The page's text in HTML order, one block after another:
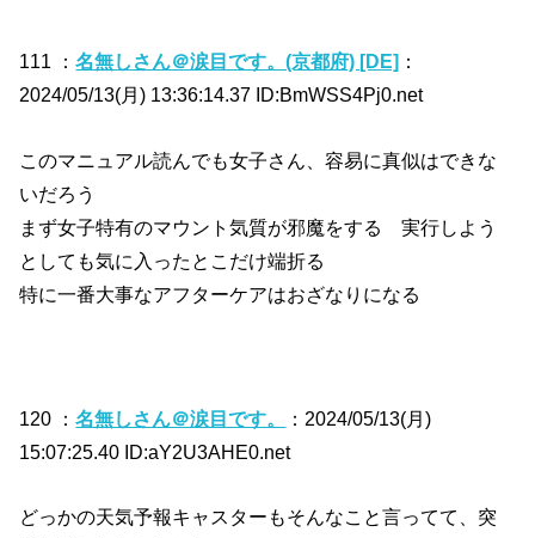
111 ：名無しさん＠涙目です。(京都府) [DE] ：
2024/05/13(月) 13:36:14.37 ID:BmWSS4Pj0.net
このマニュアル読んでも女子さん、容易に真似はできな
いだろう
まず女子特有のマウント気質が邪魔をする 実行しよう
としても気に入ったとこだけ端折る
特に一番大事なアフターケアはおざなりになる
120 ：名無しさん＠涙目です。
：2024/05/13(月)
15:07:25.40 ID:aY2U3AHE0.net
どっかの天気予報キャスターもそんなこと言ってて、突